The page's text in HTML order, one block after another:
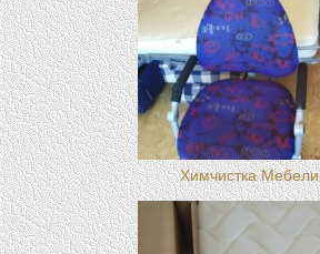
Химчистка Мебели